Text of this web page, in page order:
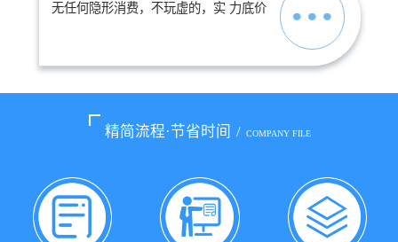
无任何隐形消费，不玩虚的，实 力底价
精简流程·节省时间 / COMPANY FILE